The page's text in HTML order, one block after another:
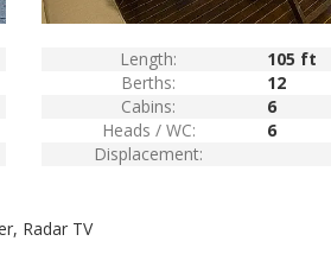
Length:
105 ft
Berths:
12
Cabins:
6
Heads / WC:
6
Displacement:
Radar TV